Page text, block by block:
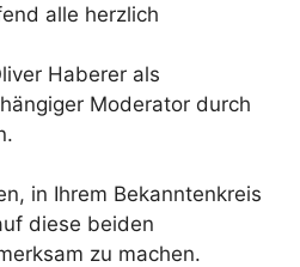
alle herzlich
Haberer als
Moderator durch
in Ihrem Bekanntenkreis
diese beiden
zu machen.